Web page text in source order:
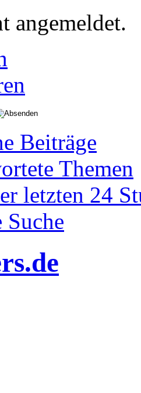
angemeldet.
Beiträge
Themen
letzten 24